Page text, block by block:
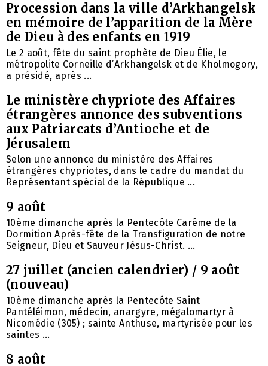
Procession dans la ville d’Arkhangelsk
en mémoire de l’apparition de la Mère
de Dieu à des enfants en 1919
Le 2 août, fête du saint prophète de Dieu Élie, le
métropolite Corneille d’Arkhangelsk et de Kholmogory,
a présidé, après ...
Le ministère chypriote des Affaires
étrangères annonce des subventions
aux Patriarcats d’Antioche et de
Jérusalem
Selon une annonce du ministère des Affaires
étrangères chypriotes, dans le cadre du mandat du
Représentant spécial de la République ...
9 août
10ème dimanche après la Pentecôte Carême de la
Dormition Après-fête de la Transfiguration de notre
Seigneur, Dieu et Sauveur Jésus-Christ. ...
27 juillet (ancien calendrier) / 9 août
(nouveau)
10ème dimanche après la Pentecôte Saint
Pantéléimon, médecin, anargyre, mégalomartyr à
Nicomédie (305) ; sainte Anthuse, martyrisée pour les
saintes ...
8 août